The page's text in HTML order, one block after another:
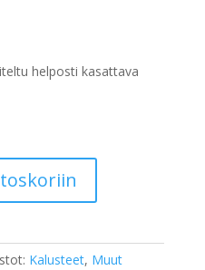
helposti kasattava
Kalusteet, Muut